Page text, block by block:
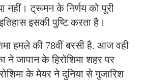
नहीं। ट्रूमन के निर्णय को पूरी
इसकी पुष्टि करता है।
हमले की 78वीं बरसी है. आज वही
ने जापान के हिरोशिमा शहर पर
के मेयर ने दुनिया से गुजारिश